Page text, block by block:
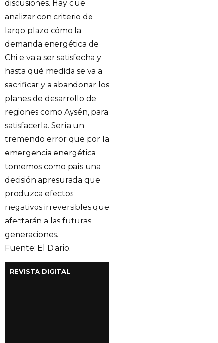
discusiones. Hay que
analizar con criterio de
largo plazo cómo la
demanda energética de
Chile va a ser satisfecha y
hasta qué medida se va a
sacrificar y a abandonar los
planes de desarrollo de
regiones como Aysén, para
satisfacerla. Sería un
tremendo error que por la
emergencia energética
tomemos como país una
decisión apresurada que
produzca efectos
negativos irreversibles que
afectarán a las futuras
generaciones.
Fuente: El Diario.
REVISTA DIGITAL